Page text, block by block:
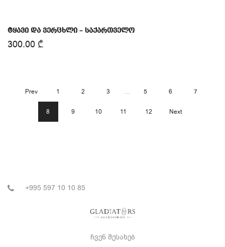
ტყავი და ვერცხლი – საქართველო
300.00 ₾
Prev 1 2 3 … 5 6 7
8 9 10 11 12 Next
+995 597 10 10 85
ჩვენ შესახებ